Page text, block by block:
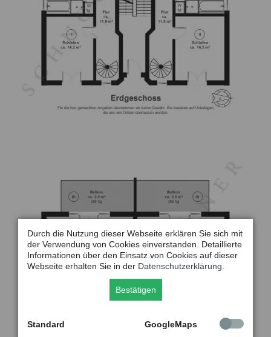
Durch die Nutzung dieser Webseite erklären Sie sich mit
der Verwendung von Cookies einverstanden. Detaillierte
Informationen über den Einsatz von Cookies auf dieser
Webseite erhalten Sie in der Datenschutzerklärung
Bestätigen
Standard GoogleMaps